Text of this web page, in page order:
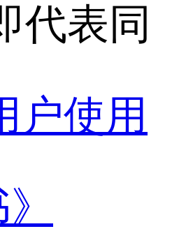
代表同
户使用